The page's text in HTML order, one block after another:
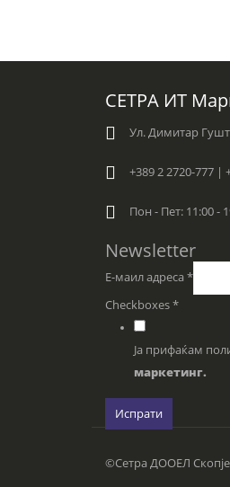
СЕТРА ИТ
Ул. Димитар
+389 2 2720-777 |
Пон - Пет: 11:00 -
Newsletter
Е-маил адреса *
Checkboxes*
Ја прифаќам
маркетинг.
Испрати
©Сетра ДООЕЛ